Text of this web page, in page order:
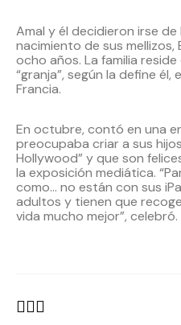
Amal y él decidieron irse
nacimiento de sus mellizos,
ocho años. La familia
“granja”, según la define él,
Francia.
En octubre, contó en una
preocupaba criar a sus
Hollywood” y que son
la exposición mediática.
como… no están con sus
adultos y tienen que
vida mucho mejor”, celebró.